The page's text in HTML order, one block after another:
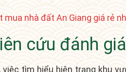
mua nhà đất An Giang giá rẻ
cứu đánh
việc tìm hiểu hiện trạng khu